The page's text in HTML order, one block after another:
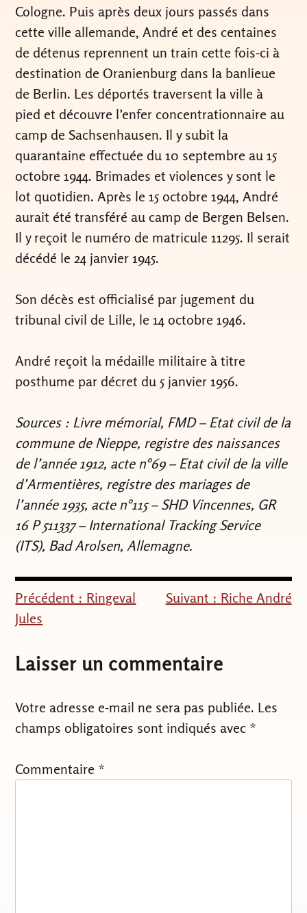
Cologne. Puis après deux jours passés dans
cette ville allemande, André et des centaines
de détenus reprennent un train cette fois-ci à
destination de Oranienburg dans la banlieue
de Berlin. Les déportés traversent la ville à
pied et découvre l’enfer concentrationnaire au
camp de Sachsenhausen. Il y subit la
quarantaine effectuée du 10 septembre au 15
octobre 1944. Brimades et violences y sont le
lot quotidien. Après le 15 octobre 1944, André
aurait été transféré au camp de Bergen Belsen.
Il y reçoit le numéro de matricule 11295. Il serait
décédé le 24 janvier 1945.
Son décès est officialisé par jugement du
tribunal civil de Lille, le 14 octobre 1946.
André reçoit la médaille militaire à titre
posthume par décret du 5 janvier 1956.
Sources : Livre mémorial, FMD – Etat civil de la
commune de Nieppe, registre des naissances
de l’année 1912, acte n°69 – Etat civil de la ville
d’Armentières, registre des mariages de
l’année 1935, acte n°115 – SHD Vincennes, GR
16 P 511337 – International Tracking Service
(ITS), Bad Arolsen, Allemagne.
Navigation
de
l’article
Précédent : Ringeval
Jules
Suivant : Riche André
Laisser un commentaire
Votre adresse e-mail ne sera pas publiée. Les
champs obligatoires sont indiqués avec *
Commentaire *